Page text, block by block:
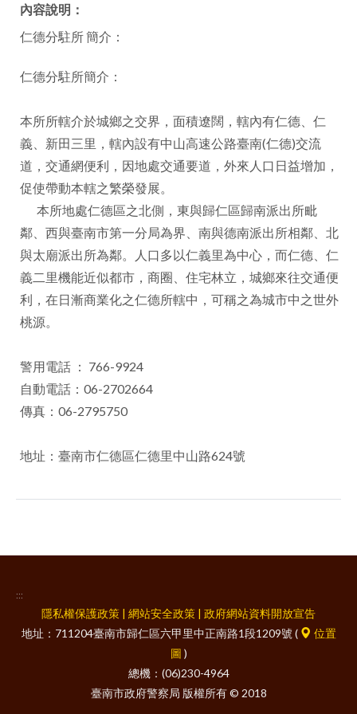
內容說明：
仁德分駐所 簡介：
仁德分駐所簡介：
本所所轄介於城鄉之交界，面積遼闊，轄內有仁德、仁
義、新田三里，轄內設有中山高速公路臺南(仁德)交流
道，交通網便利，因地處交通要道，外來人口日益增加，
促使帶動本轄之繁榮發展。
本所地處仁德區之北側，東與歸仁區歸南派出所毗
鄰、西與臺南市第一分局為界、南與德南派出所相鄰、北
與太廟派出所為鄰。人口多以仁義里為中心，而仁德、仁
義二里機能近似都市，商圈、住宅林立，城鄉來往交通便
利，在日漸商業化之仁德所轄中，可稱之為城市中之世外
桃源。
警用電話 ： 766-9924
自動電話：06-2702664
傳真：06-2795750
地址：臺南市仁德區仁德里中山路624號
:::
隱私權保護政策 | 網站安全政策 | 政府網站資料開放宣告
地址：711204臺南市歸仁區六甲里中正南路1段1209號 (
位置
圖 )
總機：(06)230-4964
臺南市政府警察局 版權所有 © 2018